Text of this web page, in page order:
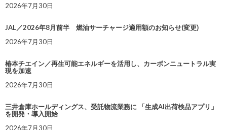
2026年7月30日
JAL／2026年8月前半 燃油サーチャージ適用額のお知らせ(変更)
2026年7月30日
椿本チエイン／再生可能エネルギーを活用し、カーボンニュートラル実
現を加速
2026年7月30日
三井倉庫ホールディングス、受託物流業務に 「生成AI出荷検品アプリ」
を開発・導入開始
2026年7月30日